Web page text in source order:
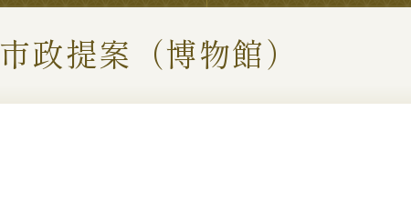
新着情報一覧
市政提案（博物館）